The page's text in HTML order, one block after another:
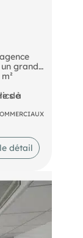
grand
de
à
notarié
Libre à
(soit
détail